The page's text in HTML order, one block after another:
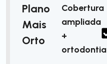
Plano
Mais
Orto
Cobertura
ampliada
+
ortodontia